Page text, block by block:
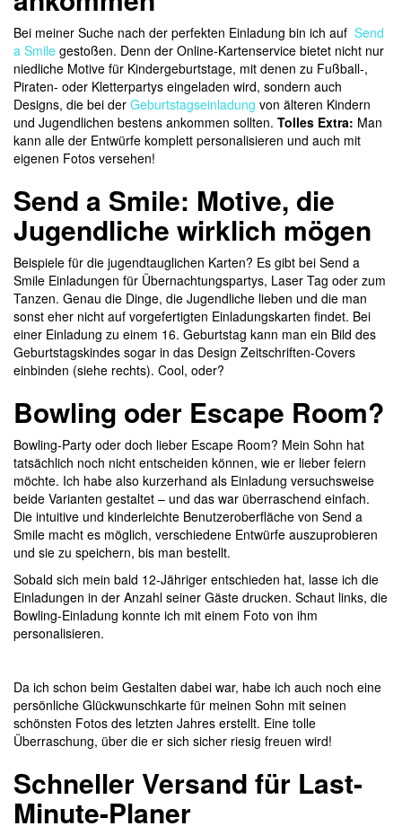
Bei meiner Suche nach der perfekten Einladung bin ich auf Send
a Smile gestoßen. Denn der Online-Kartenservice bietet nicht nur
niedliche Motive für Kindergeburtstage, mit denen zu Fußball-,
Piraten- oder Kletterpartys eingeladen wird, sondern auch
Designs, die bei der Geburtstagseinladung von älteren Kindern
und Jugendlichen bestens ankommen sollten. Tolles Extra: Man
kann alle der Entwürfe komplett personalisieren und auch mit
eigenen Fotos versehen!
Send a Smile: Motive, die
Jugendliche wirklich mögen
Beispiele für die jugendtauglichen Karten? Es gibt bei Send a
Smile Einladungen für Übernachtungspartys, Laser Tag oder zum
Tanzen. Genau die Dinge, die Jugendliche lieben und die man
sonst eher nicht auf vorgefertigten Einladungskarten findet. Bei
einer Einladung zu einem 16. Geburtstag kann man ein Bild des
Geburtstagskindes sogar in das Design Zeitschriften-Covers
einbinden (siehe rechts). Cool, oder?
Bowling oder Escape Room?
Bowling-Party oder doch lieber Escape Room? Mein Sohn hat
tatsächlich noch nicht entscheiden können, wie er lieber feiern
möchte. Ich habe also kurzerhand als Einladung versuchsweise
beide Varianten gestaltet – und das war überraschend einfach.
Die intuitive und kinderleichte Benutzeroberfläche von Send a
Smile macht es möglich, verschiedene Entwürfe auszuprobieren
und sie zu speichern, bis man bestellt.
Sobald sich mein bald 12-Jähriger entschieden hat, lasse ich die
Einladungen in der Anzahl seiner Gäste drucken. Schaut links, die
Bowling-Einladung konnte ich mit einem Foto von ihm
personalisieren.
Da ich schon beim Gestalten dabei war, habe ich auch noch eine
persönliche Glückwunschkarte für meinen Sohn mit seinen
schönsten Fotos des letzten Jahres erstellt. Eine tolle
Überraschung, über die er sich sicher riesig freuen wird!
Schneller Versand für Last-
Minute-Planer